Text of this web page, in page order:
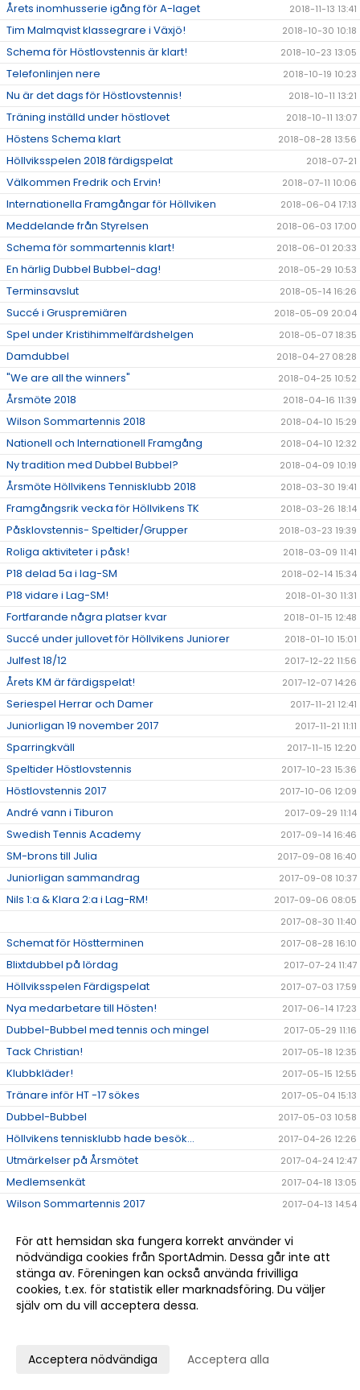
Årets inomhusserie igång för A-laget 2018-11-13 13:41
Tim Malmqvist klassegrare i Växjö! 2018-10-30 10:18
Schema för Höstlovstennis är klart! 2018-10-23 13:05
Telefonlinjen nere 2018-10-19 10:23
Nu är det dags för Höstlovstennis! 2018-10-11 13:21
Träning inställd under höstlovet 2018-10-11 13:07
Höstens Schema klart 2018-08-28 13:56
Höllviksspelen 2018 färdigspelat 2018-07-21
Välkommen Fredrik och Ervin! 2018-07-11 10:06
Internationella Framgångar för Höllviken 2018-06-04 17:13
Meddelande från Styrelsen 2018-06-03 17:00
Schema för sommartennis klart! 2018-06-01 20:33
En härlig Dubbel Bubbel-dag! 2018-05-29 10:53
Terminsavslut 2018-05-14 16:26
Succé i Gruspremiären 2018-05-09 20:04
Spel under Kristihimmelfärdshelgen 2018-05-07 18:35
Damdubbel 2018-04-27 08:28
"We are all the winners" 2018-04-25 10:52
Årsmöte 2018 2018-04-16 11:39
Wilson Sommartennis 2018 2018-04-10 15:29
Nationell och Internationell Framgång 2018-04-10 12:32
Ny tradition med Dubbel Bubbel? 2018-04-09 10:19
Årsmöte Höllvikens Tennisklubb 2018 2018-03-30 19:41
Framgångsrik vecka för Höllvikens TK 2018-03-26 18:14
Påsklovstennis- Speltider/Grupper 2018-03-23 19:39
Roliga aktiviteter i påsk! 2018-03-09 11:41
P18 delad 5a i lag-SM 2018-02-14 15:34
P18 vidare i Lag-SM! 2018-01-30 11:31
Fortfarande några platser kvar 2018-01-15 12:48
Succé under jullovet för Höllvikens Juniorer 2018-01-10 15:01
Julfest 18/12 2017-12-22 11:56
Årets KM är färdigspelat! 2017-12-07 14:26
Seriespel Herrar och Damer 2017-11-21 12:41
Juniorligan 19 november 2017 2017-11-21 11:11
Sparringkväll 2017-11-15 12:20
Speltider Höstlovstennis 2017-10-23 15:36
Höstlovstennis 2017 2017-10-06 12:09
André vann i Tiburon 2017-09-29 11:14
Swedish Tennis Academy 2017-09-14 16:46
SM-brons till Julia 2017-09-08 16:40
Juniorligan sammandrag 2017-09-08 10:37
Nils 1:a & Klara 2:a i Lag-RM!
2017-09-06 08:05
2017-08-30 11:40
Schemat för Höstterminen 2017-08-28 16:10
Blixtdubbel på lördag 2017-07-24 11:47
Höllviksspelen Färdigspelat 2017-07-03 17:59
Nya medarbetare till Hösten! 2017-06-14 17:23
Dubbel-Bubbel med tennis och mingel 2017-05-29 11:16
Tack Christian! 2017-05-18 12:35
Klubbkläder! 2017-05-15 12:55
Tränare inför HT -17 sökes 2017-05-04 15:13
Dubbel-Bubbel 2017-05-03 10:58
Höllvikens tennisklubb hade besök... 2017-04-26 12:26
Utmärkelser på Årsmötet 2017-04-24 12:47
Medlemsenkät 2017-04-18 13:05
Wilson Sommartennis 2017 2017-04-13 14:54
Årsmöte 2017-04-05 10:51
Tävlingsresultat Februari 2017 2017-03-03 11:49
Tävlingsresultat december& januari 2017-02-02 17:10
Tennisprojektet i Uganda
Vårens If SO Tour tävlingar för juniorer 6-12 år
För att hemsidan ska fungera korrekt använder vi
nödvändiga cookies från SportAdmin. Dessa går inte att
stänga av. Föreningen kan också använda frivilliga
cookies, t.ex. för statistik eller marknadsföring. Du väljer
själv om du vill acceptera dessa.
Acceptera nödvändiga Acceptera alla